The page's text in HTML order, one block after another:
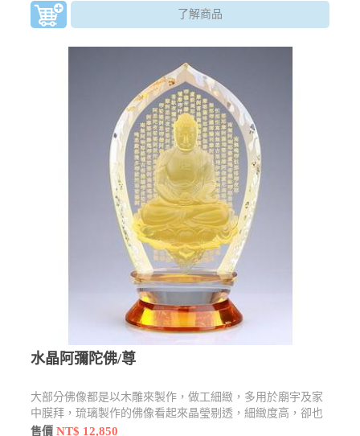
了解商品
水晶阿彌陀佛/尊
大部分佛像都是以木雕來製作，做工細緻，多用於廟宇及家
中膜拜，琉璃製作的佛像看起來晶瑩剔透，細緻度高，卻也
不失莊嚴感，還有許多型態及樣貌
售價NT$ 12,850